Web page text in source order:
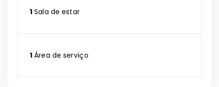
1 Sala de estar
1 Área de serviço